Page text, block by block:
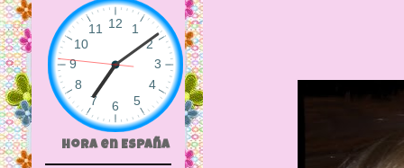
Hora en España